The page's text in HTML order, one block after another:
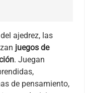
ajedrez, las
juegos de
. Juegan
de pensamiento,